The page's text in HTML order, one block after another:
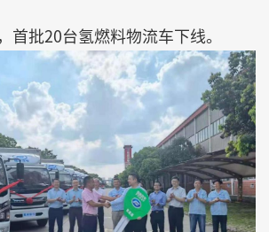
首批20台氢燃料物流车下线。